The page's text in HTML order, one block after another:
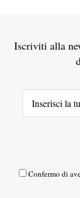
Iscriviti alla
Confermo di